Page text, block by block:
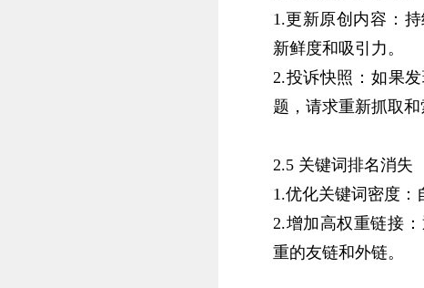
1.‌更新原创内容‌：‌
新鲜度和吸引力。‌
2.‌投诉快照‌：‌如果
题，‌请求重新抓取和
2.5 关键词排名消失
1.‌优化关键词密度‌：‌
2.‌增加高权重链接‌
重的友链和外链。‌